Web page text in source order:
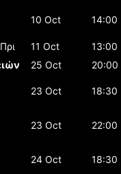
10 Oct 14:00
11 Oct
13:00
25 Oct
20:00
23 Oct 18:30
23 Oct 22:00
24 Oct 18:30